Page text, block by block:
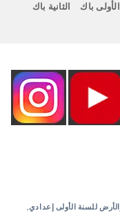
الأولى باك الثانية باك
للسنة الأولى إعدادي